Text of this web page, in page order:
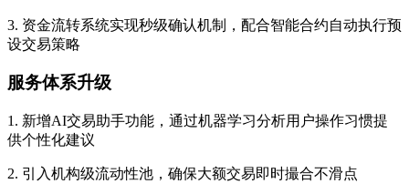
3. 资金流转系统实现秒级确认机制，配合智能合约自动执行预
设交易策略
服务体系升级
1. 新增AI交易助手功能，通过机器学习分析用户操作习惯提
供个性化建议
2. 引入机构级流动性池，确保大额交易即时撮合不滑点